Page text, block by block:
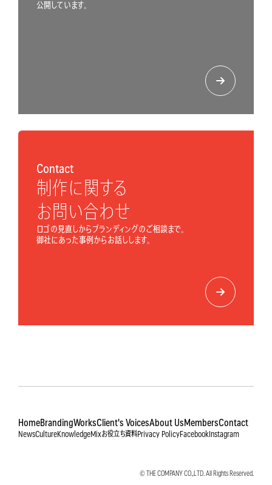
公開しています。
Contact
制作に関する
お問い合わせ
ロゴの見直しからブランディングのご相談まで。
御社にあった事例からお話しします。
HomeBrandingWorksClient's VoicesAbout Us MembersContact
NewsCultureKnowledgeMixお役立ち資料Privacy PolicyFacebook Instagram
© THE COMPANY CO.,LTD. All Rights Reserved.